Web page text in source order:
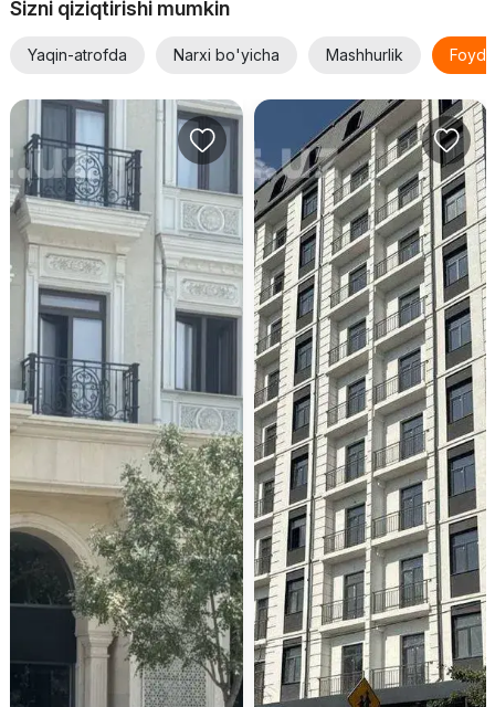
Sizni qiziqtirishi mumkin
Yaqin-atrofda Narxi bo'yicha Mashhurlik